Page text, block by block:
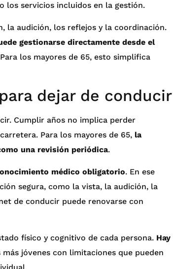
los servicios incluidos en la gestión.
la audición, los reflejos y la coordinación.
gestionarse directamente desde el
los mayores de 65, esto simplifica
dejar de conducir
Cumplir años no implica perder
Para los mayores de 65, la
una revisión periódica.
médico obligatorio. En ese
segura, como la vista, la audición, la
de conducir puede renovarse con
físico y cognitivo de cada persona. Hay
más jóvenes con limitaciones que pueden